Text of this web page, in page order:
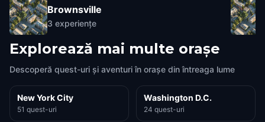
Brownsville
3 experiențe
Explorează mai multe orașe
Descoperă quest-uri și aventuri în orașe din întreaga lume
New York City
51 quest-uri
Washington D.C.
24 quest-uri